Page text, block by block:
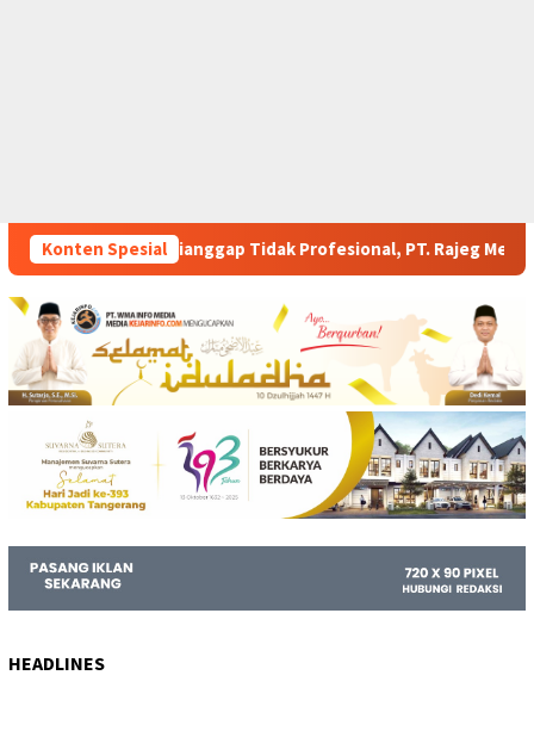
Konten Spesial
Profesional, PT. Rajeg Media Telekomunikasi Jadi Sorotan
HEADLINES